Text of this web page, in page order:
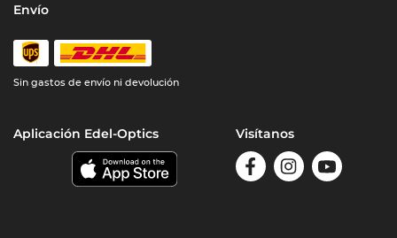
Envío
Sin gastos de envío ni devolución
Aplicación Edel-Optics Visítanos